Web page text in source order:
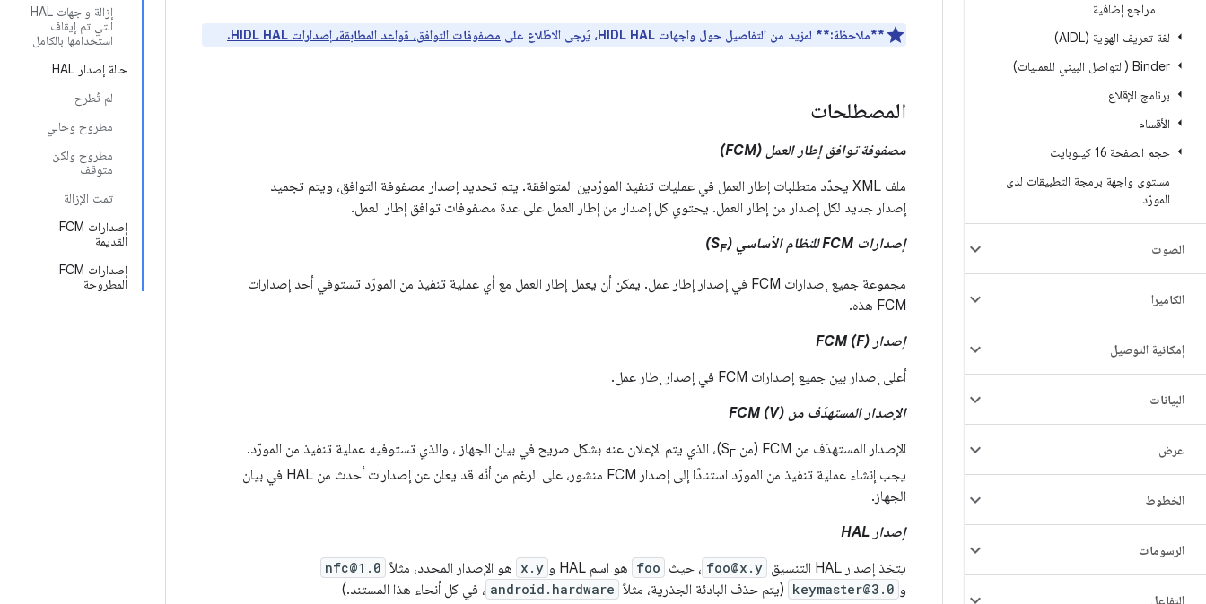
مراجع إضافية
لغة تعريف الهوية (AIDL)
‫Binder (التواصل البيني للعمليات)
برنامج الإقلاع
الأقسام
حجم الصفحة 16 كيلوبايت
مستوى واجهة برمجة التطبيقات لدى
المورّد
الصوت
الكاميرا
إمكانية التوصيل
البيانات
عرض
الخطوط
الرسومات
التفاعل
إزالة واجهات HAL
التي تم إيقاف
استخدامها بالكامل
حالة إصدار HAL
لم تُطرح
مطروح وحالي
مطروح ولكن
متوقف
تمت الإزالة
إصدارات FCM
القديمة
إصدارات FCM
المطروحة
**ملاحظة:** لمزيد من التفاصيل حول واجهات HIDL HAL، يُرجى الاطّلاع على مصفوفات التوافق، قواعد المطابقة، إصدارات HIDL HAL.
المصطلحات
مصفوفة توافق إطار العمل (FCM)
ملف XML يحدّد متطلبات إطار العمل في عمليات تنفيذ المورّدين المتوافقة. يتم تحديد إصدار مصفوفة التوافق، ويتم تجميد
إصدار جديد لكل إصدار من إطار العمل. يحتوي كل إصدار من إطار العمل على عدة مصفوفات توافق إطار العمل.
إصدارات FCM للنظام الأساسي (S
F
)
مجموعة جميع إصدارات FCM في إصدار إطار عمل. يمكن أن يعمل إطار العمل مع أي عملية تنفيذ من المورّد تستوفي أحد إصدارات
FCM هذه.
إصدار FCM (F)
أعلى إصدار بين جميع إصدارات FCM في إصدار إطار عمل.
الإصدار المستهدَف من FCM (V)
الإصدار المستهدَف من FCM (من S
F )، الذي يتم الإعلان عنه بشكل صريح في بيان الجهاز ، والذي تستوفيه عملية تنفيذ من المورّد.
يجب إنشاء عملية تنفيذ من المورّد استنادًا إلى إصدار FCM منشور، على الرغم من أنّه قد يعلن عن إصدارات أحدث من HAL في بيان
الجهاز.
إصدار HAL
يتخذ إصدار HAL التنسيق
foo@x.y ، حيث foo هو اسم HAL و x.y هو الإصدار المحدد، مثلاً nfc@1.0
و keymaster@3.0 (يتم حذف البادئة الجذرية، مثلاً android.hardware ، في كل أنحاء هذا المستند.)